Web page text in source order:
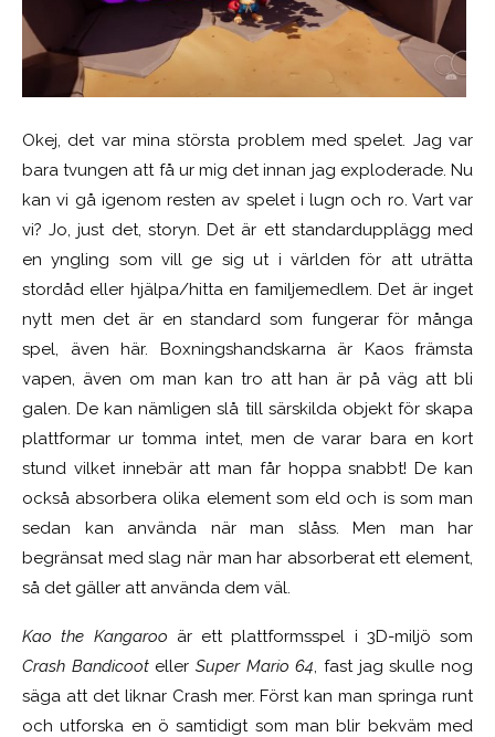
Okej, det var mina största problem med spelet. Jag var
bara tvungen att få ur mig det innan jag exploderade. Nu
kan vi gå igenom resten av spelet i lugn och ro. Vart var
vi? Jo, just det, storyn. Det är ett standardupplägg med
en yngling som vill ge sig ut i världen för att uträtta
stordåd eller hjälpa/hitta en familjemedlem. Det är inget
nytt men det är en standard som fungerar för många
spel, även här. Boxningshandskarna är Kaos främsta
vapen, även om man kan tro att han är på väg att bli
galen. De kan nämligen slå till särskilda objekt för skapa
plattformar ur tomma intet, men de varar bara en kort
stund vilket innebär att man får hoppa snabbt! De kan
också absorbera olika element som eld och is som man
sedan kan använda när man slåss. Men man har
begränsat med slag när man har absorberat ett element,
så det gäller att använda dem väl.
Kao the Kangaroo är ett plattformsspel i 3D-miljö som
Crash BandicootellerSuper Mario 64, fast jag skulle nog
säga att det liknar Crash mer. Först kan man springa runt
och utforska en ö samtidigt som man blir bekväm med